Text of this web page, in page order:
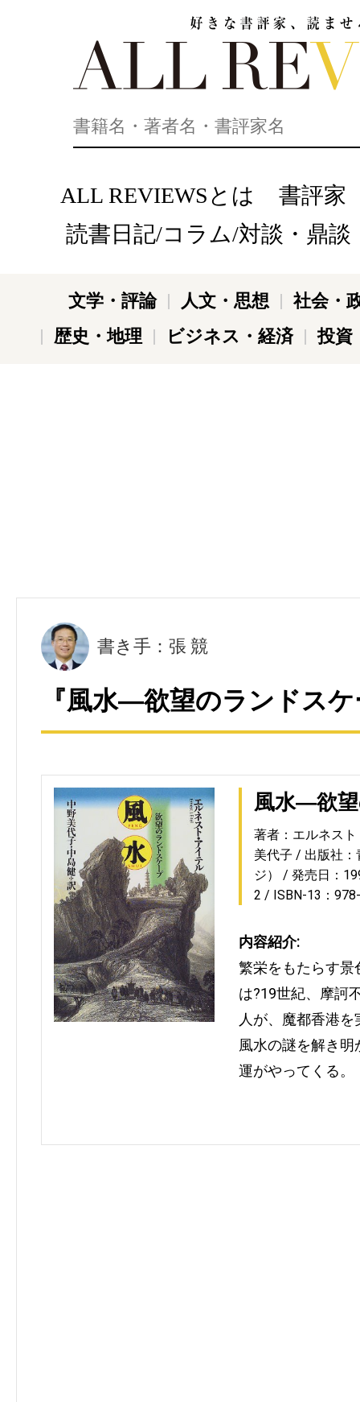
ALL REVIEWSとは
書評家
読書日記/コラム/対談・鼎談
文学・評論 人文・思想
社会・
歴史・地理
ビジネス・経済 投資
書き手：張 競
『風水―欲望のランドス
風水―欲
著者：エルネス
美代子
出版社：
ジ）
発売日：
2
ISBN-13：
内容紹介:
繁栄をもたらす景
は?19世紀、摩訶
人が、魔都香港
風水の謎を解き
運がやってくる。